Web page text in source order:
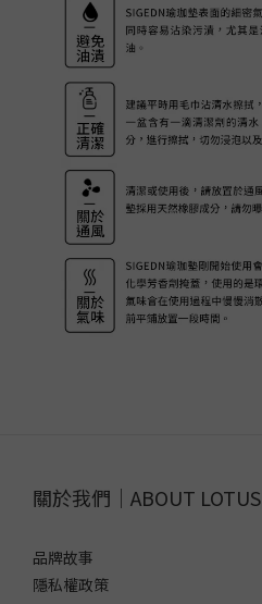
關於我們｜ABOUT LOTUS
品牌故事
隱私權政策